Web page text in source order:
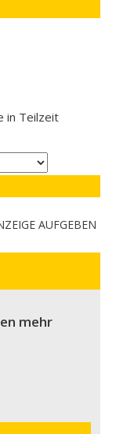
in Teilzeit
AUFGEBEN
mehr